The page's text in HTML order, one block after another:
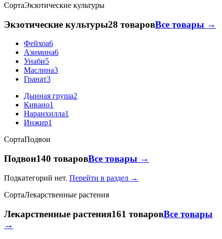
СортаЭкзотические культуры
Экзотические культуры28 товаровВсе товары →
Фейхоа6
Азимина6
Унаби5
Маслина3
Гранат3
Дынная груша2
Кивано1
Наранхилла1
Инжир1
СортаПодвои
Подвои140 товаровВсе товары →
Подкатегорий нет. Перейти в раздел →
СортаЛекарственные растения
Лекарственные растения161 товаровВсе товары
→